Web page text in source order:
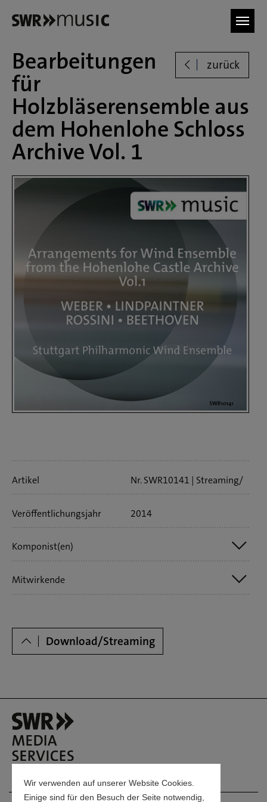
Wir verwenden auf unserer Website Cookies.
Einige sind für den Besuch der Seite notwendig,
zurück
Bearbeitungen
für
Holzbläserensemble aus
dem Hohenlohe Schloss
Archive Vol. 1
Artikel Nr. SWR10141
Streaming/
Veröffentlichungs­jahr
2014
Komponist(en)
Beethoven, Ludwig van / Lindpaintner, Peter Joseph von /
Mitwirkende
StuttgartDownload/Streaming